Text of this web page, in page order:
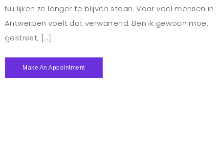
Nu lijken ze langer te blijven staan. Voor veel mensen in
Antwerpen voelt dat verwarrend. Ben ik gewoon moe,
gestrest, […]
Make An Appointment